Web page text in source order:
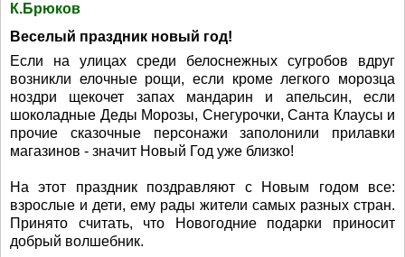
К.Брюков
Веселый праздник новый год!
Если на улицах среди белоснежных сугробов вдруг
возникли елочные рощи, если кроме легкого морозца
ноздри щекочет запах мандарин и апельсин, если
шоколадные Деды Морозы, Снегурочки, Санта Клаусы и
прочие сказочные персонажи заполонили прилавки
магазинов - значит Новый Год уже близко!
На этот праздник поздравляют с Новым годом все:
взрослые и дети, ему рады жители самых разных стран.
Принято считать, что Новогодние подарки приносит
добрый волшебник.